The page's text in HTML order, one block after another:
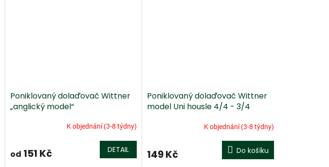
Poniklovaný dolaďovač Wittner
„anglický model“
K objednání (3-8 týdny)
od 151 Kč DETAIL
Poniklovaný dolaďovač Wittner
model Uni housle 4/4 - 3/4
K objednání (3-8 týdny)
149 Kč Do košíku